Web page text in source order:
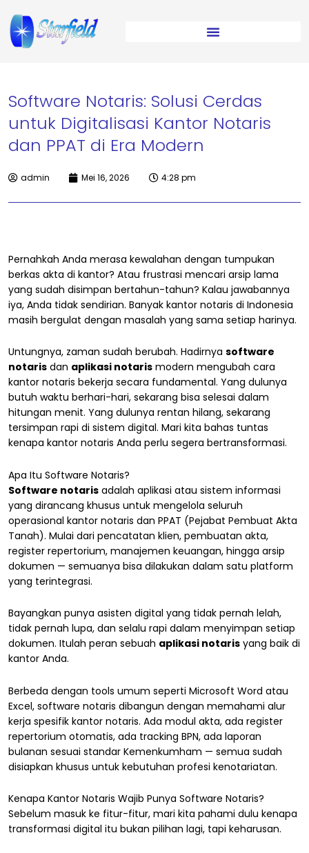
Software Notaris: Solusi Cerdas
untuk Digitalisasi Kantor Notaris
dan PPAT di Era Modern
admin Mei 16, 2026 4:28 pm
Pernahkah Anda merasa kewalahan dengan tumpukan
berkas akta di kantor? Atau frustrasi mencari arsip lama
yang sudah disimpan bertahun-tahun? Kalau jawabannya
iya, Anda tidak sendirian. Banyak kantor notaris di Indonesia
masih bergulat dengan masalah yang sama setiap harinya.
Untungnya, zaman sudah berubah. Hadirnya software
notaris dan aplikasi notaris modern mengubah cara
kantor notaris bekerja secara fundamental. Yang dulunya
butuh waktu berhari-hari, sekarang bisa selesai dalam
hitungan menit. Yang dulunya rentan hilang, sekarang
tersimpan rapi di sistem digital. Mari kita bahas tuntas
kenapa kantor notaris Anda perlu segera bertransformasi.
Apa Itu Software Notaris?
Software notaris adalah aplikasi atau sistem informasi
yang dirancang khusus untuk mengelola seluruh
operasional kantor notaris dan PPAT (Pejabat Pembuat Akta
Tanah). Mulai dari pencatatan klien, pembuatan akta,
register repertorium, manajemen keuangan, hingga arsip
dokumen — semuanya bisa dilakukan dalam satu platform
yang terintegrasi.
Bayangkan punya asisten digital yang tidak pernah lelah,
tidak pernah lupa, dan selalu rapi dalam menyimpan setiap
dokumen. Itulah peran sebuah aplikasi notaris yang baik di
kantor Anda.
Berbeda dengan tools umum seperti Microsoft Word atau
Excel, software notaris dibangun dengan memahami alur
kerja spesifik kantor notaris. Ada modul akta, ada register
repertorium otomatis, ada tracking BPN, ada laporan
bulanan sesuai standar Kemenkumham — semua sudah
disiapkan khusus untuk kebutuhan profesi kenotariatan.
Kenapa Kantor Notaris Wajib Punya Software Notaris?
Sebelum masuk ke fitur-fitur, mari kita pahami dulu kenapa
transformasi digital itu bukan pilihan lagi, tapi keharusan.